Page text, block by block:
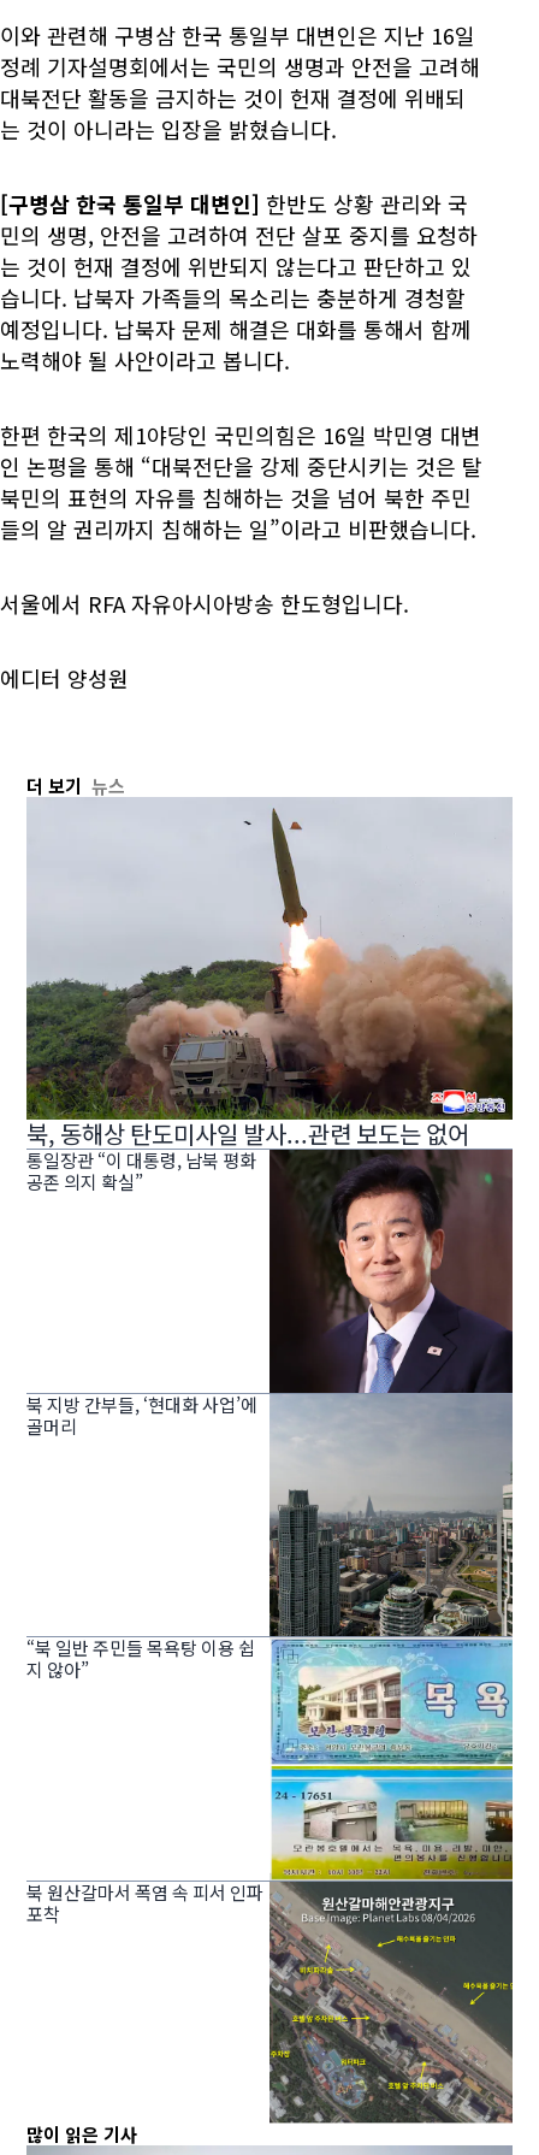
이와 관련해 구병삼 한국 통일부 대변인은 지난 16일
정례 기자설명회에서는 국민의 생명과 안전을 고려해
대북전단 활동을 금지하는 것이 헌재 결정에 위배되
는 것이 아니라는 입장을 밝혔습니다.
[구병삼 한국 통일부 대변인] 한반도 상황 관리와 국
민의 생명, 안전을 고려하여 전단 살포 중지를 요청하
는 것이 헌재 결정에 위반되지 않는다고 판단하고 있
습니다. 납북자 가족들의 목소리는 충분하게 경청할
예정입니다. 납북자 문제 해결은 대화를 통해서 함께
노력해야 될 사안이라고 봅니다.
한편 한국의 제1야당인 국민의힘은 16일 박민영 대변
인 논평을 통해 “대북전단을 강제 중단시키는 것은 탈
북민의 표현의 자유를 침해하는 것을 넘어 북한 주민
들의 알 권리까지 침해하는 일”이라고 비판했습니다.
서울에서 RFA 자유아시아방송 한도형입니다.
에디터 양성원
더 보기 뉴스
북, 동해상 탄도미사일 발사...관련 보도는 없어
통일장관 “이 대통령, 남북 평화
공존 의지 확실”
북 지방 간부들, ‘현대화 사업’에
골머리
“북 일반 주민들 목욕탕 이용 쉽
지 않아”
북 원산갈마서 폭염 속 피서 인파
포착
많이 읽은 기사